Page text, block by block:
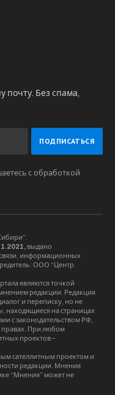
почту. Без спама,
с обработкой
выдано
информационных
ООО “Центр
являются точкой
редакции. Редакция
и переписку, но не
находящиеся на страницах
с законодательством РФ,
правах. При любом
проектов –
сателлитным проектом и
редакции. Мнения
“Мнения” может не